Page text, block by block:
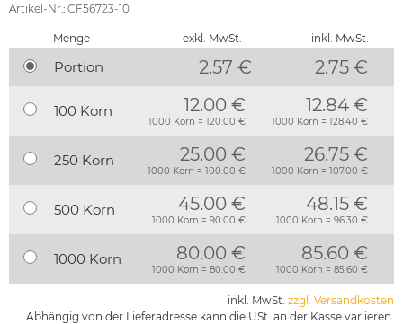
Artikel-Nr.: CF56723-10
Menge exkl. MwSt. inkl. MwSt.
Portion 2.57 € 2.75 €
100 Korn 12.00 €
1000 Korn = 120.00 €
12.84 €
1000 Korn = 128.40 €
250 Korn 25.00 €
1000 Korn = 100.00 €
26.75 €
1000 Korn = 107.00 €
500 Korn 45.00 €
1000 Korn = 90.00 €
48.15 €
1000 Korn = 96.30 €
1000 Korn 80.00 €
1000 Korn = 80.00 €
85.60 €
1000 Korn = 85.60 €
inkl. MwSt. zzgl. Versandkosten
Abhängig von der Lieferadresse kann die USt. an der Kasse variieren.